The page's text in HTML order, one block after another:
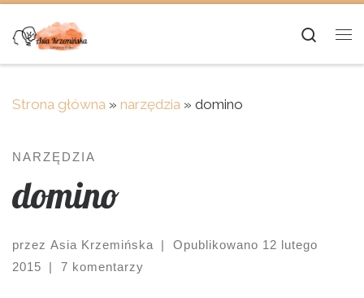
Skip to content
Strona główna » narzędzia » domino
NARZĘDZIA
domino
przez Asia Krzemińska | Opublikowano 12 lutego
2015
| 7 komentarzy